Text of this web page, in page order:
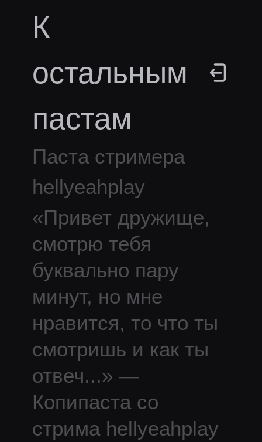
К
остальным
пастам
Паста стримера
hellyeahplay
«Привет дружище,
смотрю тебя
буквально пару
минут, но мне
нравится, то что ты
смотришь и как ты
отвеч...» —
Копипаста со
стрима hellyeahplay